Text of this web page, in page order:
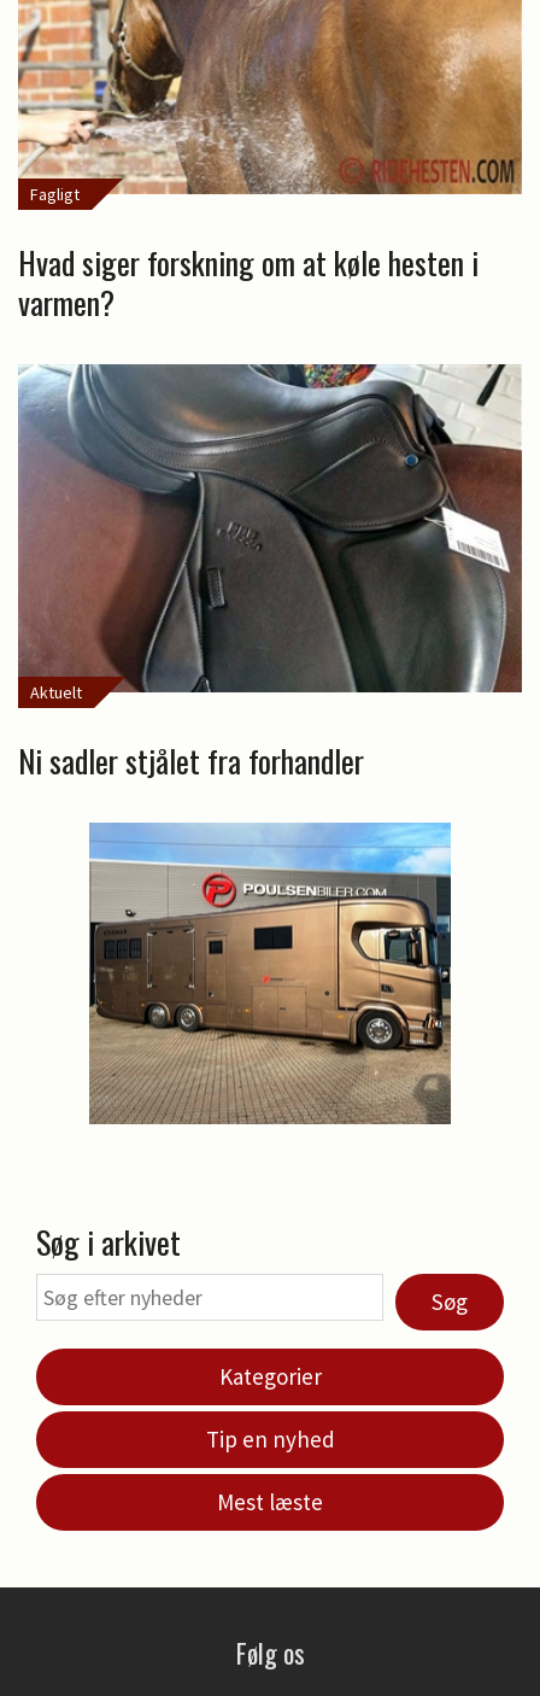
Fagligt
Hvad siger forskning om at køle hesten i
varmen?
Aktuelt
Ni sadler stjålet fra forhandler
Søg i arkivet
Søg
Kategorier
Tip en nyhed
Mest læste
Følg os